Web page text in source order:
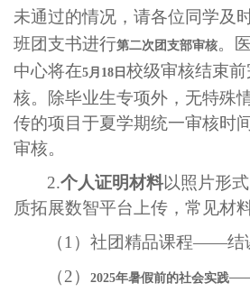
未通过的情况，请各位同学及
班团支书进行第二次团支部审核。
中心将在5 月 18 日 校级审核结束
核。除毕业生专项外，无特殊
传的项目于夏学期统一审核时
审核。
2.个人证明材料以照片形
质拓展数智平台上传，常见材
（1 ）社团精品课程——结
（2） 2025年暑假前的社会实践